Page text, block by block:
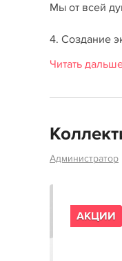
Мы от всей
4. Создание
Читать
Администратор
АКЦИИ